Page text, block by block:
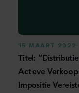
15 MAART 2022
Titel:
Actieve
Impositie